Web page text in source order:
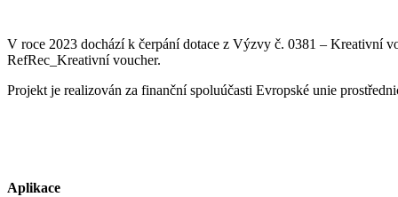
V roce 2023 dochází k čerpání dotace z Výzvy č. 0381 – Kreativní
RefRec_Kreativní voucher.
Projekt je realizován za finanční spoluúčasti Evropské unie
Aplikace